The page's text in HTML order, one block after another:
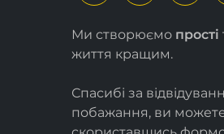
Ми створюємо прості
життя кращим.
Спасибі за
побажання, ви